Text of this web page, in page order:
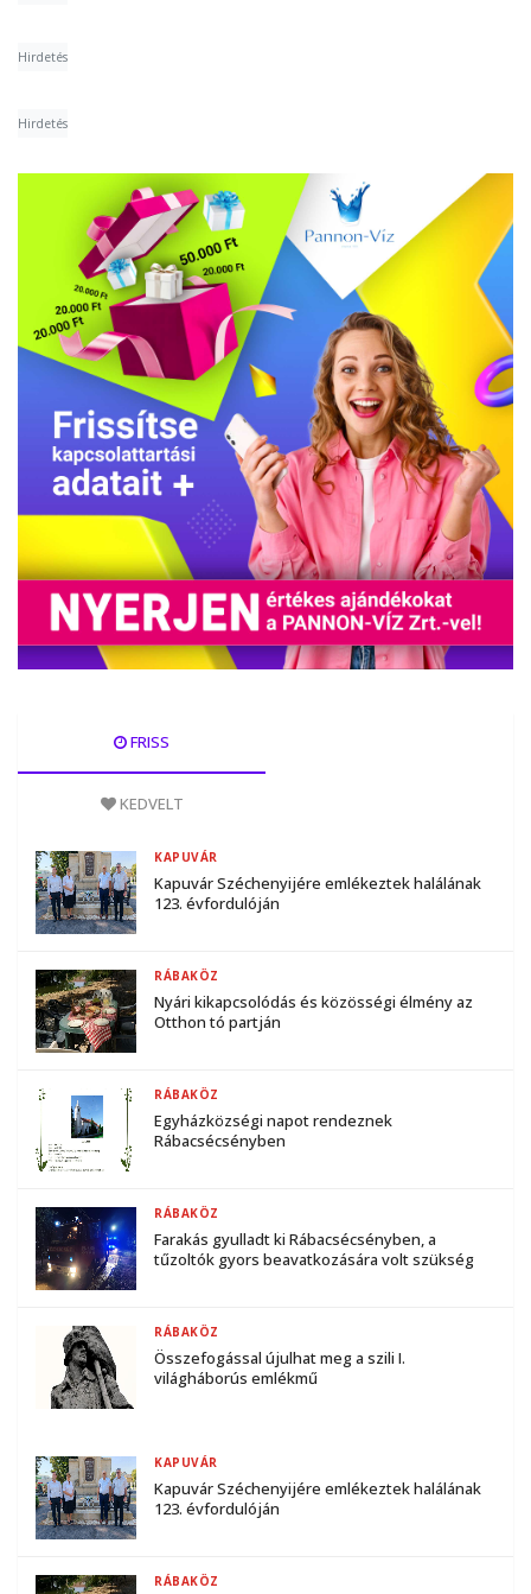
Hirdetés
Hirdetés
FRISS
KEDVELT
Kapuvár Széchenyijére emlékeztek halálának
123. évfordulóján
KAPUVÁR
Nyári kikapcsolódás és közösségi élmény az
Otthon tó partján
RÁBAKÖZ
Egyházközségi napot rendeznek
Rábacsécsényben
RÁBAKÖZ
Farakás gyulladt ki Rábacsécsényben, a
tűzoltók gyors beavatkozására volt szükség
RÁBAKÖZ
Összefogással újulhat meg a szili I.
világháborús emlékmű
RÁBAKÖZ
Kapuvár Széchenyijére emlékeztek halálának
123. évfordulóján
KAPUVÁR
RÁBAKÖZ